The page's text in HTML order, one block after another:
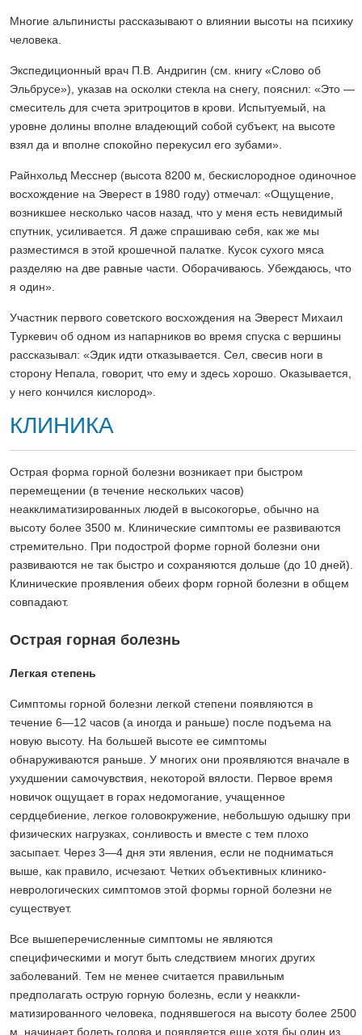
Многие альпинисты рассказывают о влиянии высоты на психику
человека.
Экспедиционный врач П.В. Андригин (см. книгу «Слово об
Эльбрусе»), указав на осколки стекла на снегу, пояснил: «Это —
смеситель для счета эритроцитов в крови. Испытуемый, на
уровне долины вполне владеющий собой субъект, на высоте
взял да и вполне спокойно перекусил его зубами».
Райнхольд Месснер (высота 8200 м, бескислородное одиночное
восхождение на Эверест в 1980 году) отмечал: «Ощущение,
возникшее несколько часов назад, что у меня есть невидимый
спутник, усиливается. Я даже спрашиваю себя, как же мы
разместимся в этой крошечной палатке. Кусок сухого мяса
разделяю на две равные части. Оборачиваюсь. Убеждаюсь, что
я один».
Участник первого советского восхождения на Эверест Михаил
Туркевич об одном из напарников во время спуска с вершины
рассказывал: «Эдик идти отказывается. Сел, свесив ноги в
сторону Непала, говорит, что ему и здесь хорошо. Оказывается,
у него кончился кислород».
КЛИНИКА
Острая форма горной болезни возникает при быстром
перемещении (в течение нескольких часов)
неакклиматизированных людей в высокогорье, обычно на
высоту более 3500 м. Клинические симптомы ее развиваются
стремительно. При подострой форме горной болезни они
развиваются не так быстро и сохраняются дольше (до 10 дней).
Клинические проявления обеих форм горной болезни в общем
совпадают.
Острая горная болезнь
Легкая степень
Симптомы горной болезни легкой степени появляются в
течение 6—12 часов (а иногда и раньше) после подъема на
новую высоту. На большей высоте ее симптомы
обнаруживаются раньше. У многих они проявляются вначале в
ухудшении самочувствия, некоторой вялости. Первое время
новичок ощущает в горах недомогание, учащенное
сердцебиение, легкое головокружение, небольшую одышку при
физических нагрузках, сонливость и вместе с тем плохо
засыпает. Через 3—4 дня эти явления, если не подниматься
выше, как правило, исчезают. Четких объективных клинико-
неврологических симптомов этой формы горной болезни не
существует.
Все вышеперечисленные симптомы не являются
специфическими и могут быть следствием многих других
заболеваний. Тем не менее считается правильным
предполагать острую горную болезнь, если у неаккли-
матизированного человека, поднявшегося на высоту более 2500
м, начинает болеть голова и появляется еще хотя бы один из